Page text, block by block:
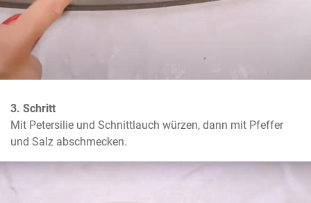
3. Schritt
Mit Petersilie und Schnittlauch würzen, dann mit Pfeffer
und Salz abschmecken.